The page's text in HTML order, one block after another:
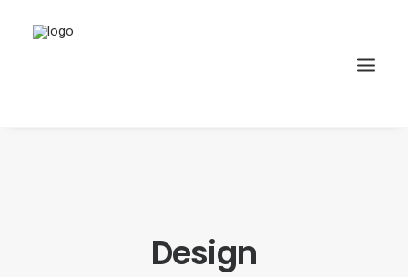
Design